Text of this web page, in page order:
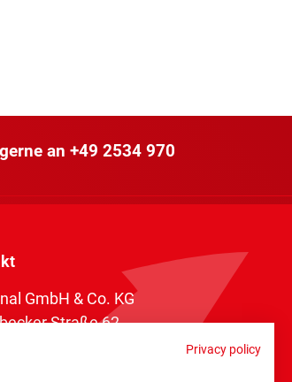
an +49 2534 970
GmbH & Co. KG
Straße 62
Privacy policy